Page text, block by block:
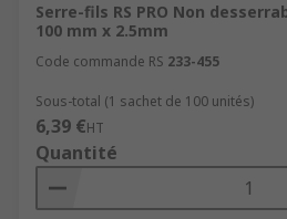
Serre-fils RS PRO Non
100 mm x 2.5mm
Code commande RS 233-455
Sous-total (1 sachet de 100 unités)
6,39 €HT
Quantité